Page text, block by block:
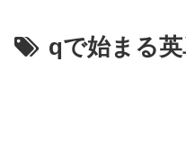
qで始まる